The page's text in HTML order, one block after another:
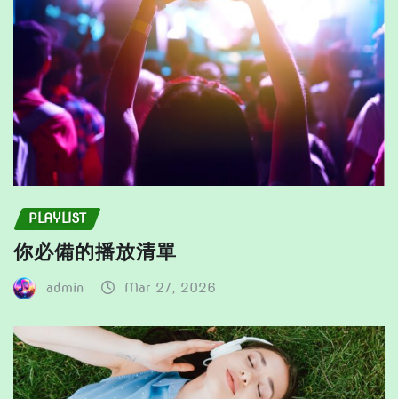
the
product
page
product
page
PLAYLIST
你必備的播放清單
admin Mar 27, 2026